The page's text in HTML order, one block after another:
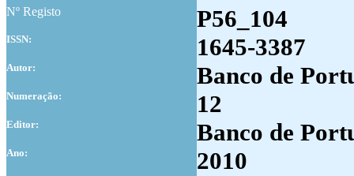
Nº Registo P56_104
ISSN: 1645-3387
Autor: Banco de
Numeração: 12
Editor: Banco de
Ano: 2010